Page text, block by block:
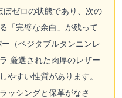
ゼロの状態であり、次の
「完璧な余白」が残って
（ベジタブルタンニンレ
厳選された肉厚のレザー
やすい性質があります。
ッシングと保革がなさ